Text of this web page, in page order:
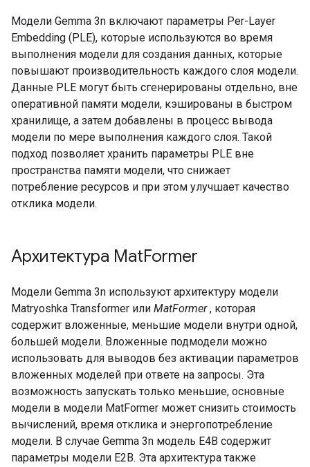
Модели Gemma 3n включают параметры Per-Layer
Embedding (PLE), которые используются во время
выполнения модели для создания данных, которые
повышают производительность каждого слоя модели.
Данные PLE могут быть сгенерированы отдельно, вне
оперативной памяти модели, кэшированы в быстром
хранилище, а затем добавлены в процесс вывода
модели по мере выполнения каждого слоя. Такой
подход позволяет хранить параметры PLE вне
пространства памяти модели, что снижает
потребление ресурсов и при этом улучшает качество
отклика модели.
Архитектура MatFormer
Модели Gemma 3n используют архитектуру модели
Matryoshka Transformer или MatFormer, которая
содержит вложенные, меньшие модели внутри одной,
большей модели. Вложенные подмодели можно
использовать для выводов без активации параметров
вложенных моделей при ответе на запросы. Эта
возможность запускать только меньшие, основные
модели в модели MatFormer может снизить стоимость
вычислений, время отклика и энергопотребление
модели. В случае Gemma 3n модель E4B содержит
параметры модели E2B. Эта архитектура также